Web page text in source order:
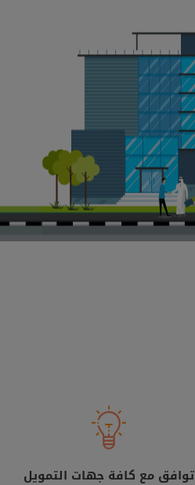
توافق مع كافة جهات التمويل